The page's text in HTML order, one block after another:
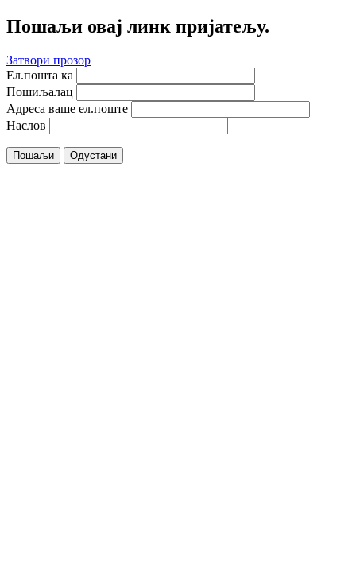
Пошаљи овај линк пријатељу.
Затвори прозор
Ел.пошта ка
Пошиљалац
Адреса ваше ел.поште
Наслов
Пошаљи Одустани